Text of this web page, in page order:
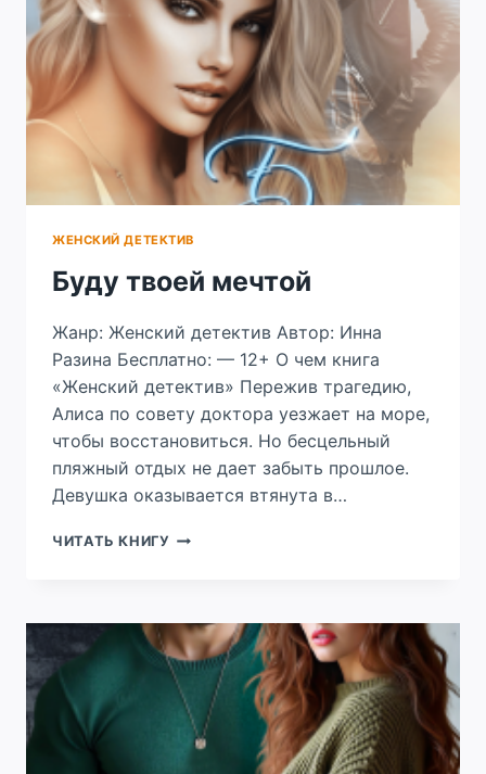
ЖЕНСКИЙ ДЕТЕКТИВ
Буду твоей мечтой
Жанр: Женский детектив Автор: Инна
Разина Бесплатно: — 12+ О чем книга
«Женский детектив» Пережив трагедию,
Алиса по совету доктора уезжает на море,
чтобы восстановиться. Но бесцельный
пляжный отдых не дает забыть прошлое.
Девушка оказывается втянута в…
ЧИТАТЬ КНИГУ БУДУ